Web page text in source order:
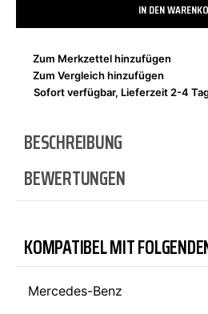
IN DEN
Zum Merkzettel hinzufügen
Zum Vergleich hinzufügen
Sofort verfügbar, Lieferzeit 2-4
BESCHREIBUNG
BEWERTUNGEN
KOMPATIBEL MIT
Mercedes-Benz